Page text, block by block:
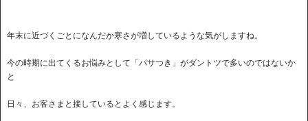
年末に近づくごとになんだか寒さが増しているような気がしますね。
今の時期に出てくるお悩みとして「パサつき」がダントツで多いのではないか
と
日々、お客さまと接しているとよく感じます。